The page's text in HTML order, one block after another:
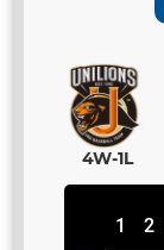
4W-1L
1 2